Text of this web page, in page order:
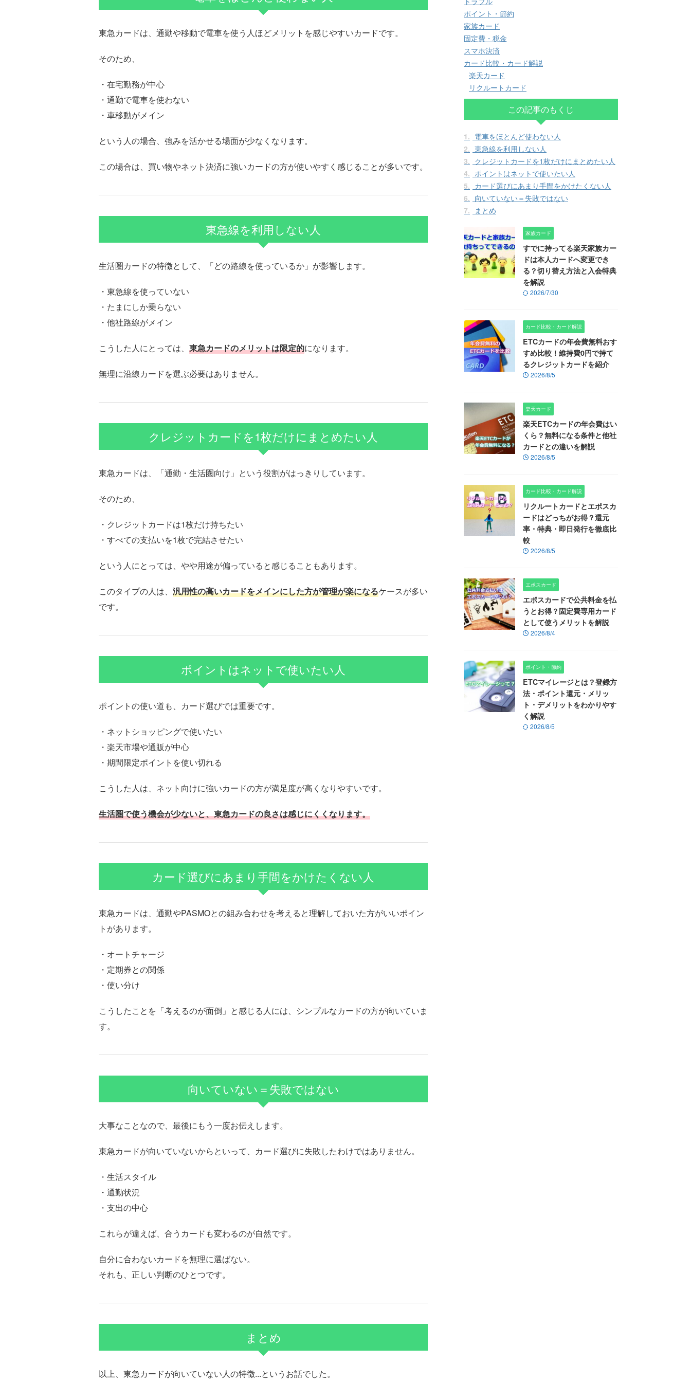
東急カードは、通勤や移動で電車を使う人ほどメリットを感じやすいカードです。
そのため、
・在宅勤務が中心
・通勤で電車を使わない
・車移動がメイン
という人の場合、強みを活かせる場面が少なくなります。
この場合は、買い物やネット決済に強いカードの方が使いやすく感じることが多いです。
東急線を利用しない人
生活圏カードの特徴として、「どの路線を使っているか」が影響します。
・東急線を使っていない
・たまにしか乗らない
・他社路線がメイン
こうした人にとっては、 東急カードのメリットは限定的になります。
無理に沿線カードを選ぶ必要はありません。
クレジットカードを1枚だけにまとめたい人
東急カードは、「通勤・生活圏向け」という役割がはっきりしています。
そのため、
・クレジットカードは1枚だけ持ちたい
・すべての支払いを1枚で完結させたい
という人にとっては、やや用途が偏っていると感じることもあります。
このタイプの人は、 汎用性の高いカードをメインにした方が管理が楽になるケースが多い
です。
ポイントはネットで使いたい人
ポイントの使い道も、カード選びでは重要です。
・ネットショッピングで使いたい
・楽天市場や通販が中心
・期間限定ポイントを使い切れる
こうした人は、ネット向けに強いカードの方が満足度が高くなりやすいです。
生活圏で使う機会が少ないと、東急カードの良さは感じにくくなります。
カード選びにあまり手間をかけたくない人
東急カードは、通勤やPASMOとの組み合わせを考えると理解しておいた方がいいポイン
トがあります。
・オートチャージ
・定期券との関係
・使い分け
こうしたことを「考えるのが面倒」と感じる人には、シンプルなカードの方が向いていま
す。
向いていない＝失敗ではない
大事なことなので、最後にもう一度お伝えします。
東急カードが向いていないからといって、カード選びに失敗したわけではありません。
・生活スタイル
・通勤状況
・支出の中心
これらが違えば、合うカードも変わるのが自然です。
自分に合わないカードを無理に選ばない。
それも、正しい判断のひとつです。
まとめ
以上、東急カードが向いていない人の特徴...というお話でした。
ポイント・節約
家族カード
固定費・税金
スマホ決済
カード比較・カード解説
楽天カード
リクルートカード
この記事のもくじ
1. 電車をほとんど使わない人
2. 東急線を利用しない人
3. クレジットカードを1枚だけにまとめたい人
4. ポイントはネットで使いたい人
5. カード選びにあまり手間をかけたくない人
6. 向いていない＝失敗ではない
7. まとめ
家族カード
すでに持ってる楽天家族カー
ドは本人カードへ変更でき
る？切り替え方法と入会特典
を解説
2026/7/30
カード比較・カード解説
ETCカードの年会費無料おす
すめ比較！維持費0円で持て
るクレジットカードを紹介
2026/8/5
楽天カード
楽天ETCカードの年会費はい
くら？無料になる条件と他社
カードとの違いを解説
2026/8/5
カード比較・カード解説
リクルートカードとエポスカ
ードはどっちがお得？還元
率・特典・即日発行を徹底比
較
2026/8/5
エポスカード
エポスカードで公共料金を払
うとお得？固定費専用カード
として使うメリットを解説
2026/8/4
ポイント・節約
ETCマイレージとは？登録方
法・ポイント還元・メリッ
ト・デメリットをわかりやす
く解説
2026/8/5